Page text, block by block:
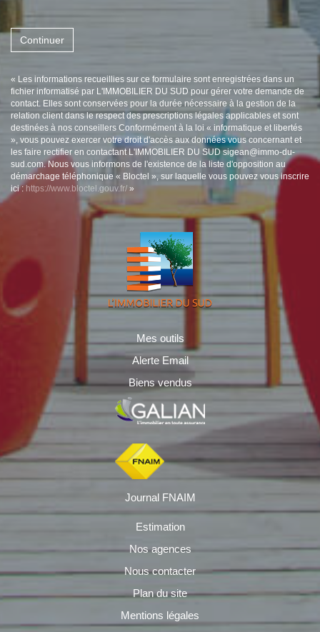
Continuer
« Les informations recueillies sur ce formulaire sont enregistrées dans un
fichier informatisé par L'IMMOBILIER DU SUD pour gérer votre demande de
contact. Elles sont conservées pour la durée nécessaire à la gestion de la
relation client dans le respect des prescriptions légales applicables et sont
destinées à nos conseillers Conformément à la loi « informatique et libertés
», vous pouvez exercer votre droit d'accès aux données vous concernant et
les faire rectifier en contactant L'IMMOBILIER DU SUD sigean@immo-du-
sud.com. Nous vous informons de l'existence de la liste d'opposition au
démarchage téléphonique « Bloctel », sur laquelle vous pouvez vous inscrire
ici : https://www.bloctel.gouv.fr/»
Mes outils
Alerte Email
Biens vendus
Journal FNAIM
Estimation
Nos agences
Nous contacter
Plan du site
Mentions légales